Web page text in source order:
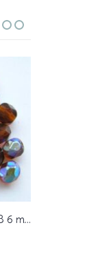
0030209 Dark Topaz facet met AB 6 mm.